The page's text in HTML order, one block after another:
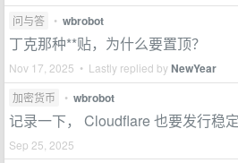
问与答 • wbrobot
丁克那种**贴，为什么要置顶？
Nov 17, 2025 • Lastly replied byNewYear
加密货币 • wbrobot
记录一下， Cloudflare 也要发行稳
Sep 25, 2025